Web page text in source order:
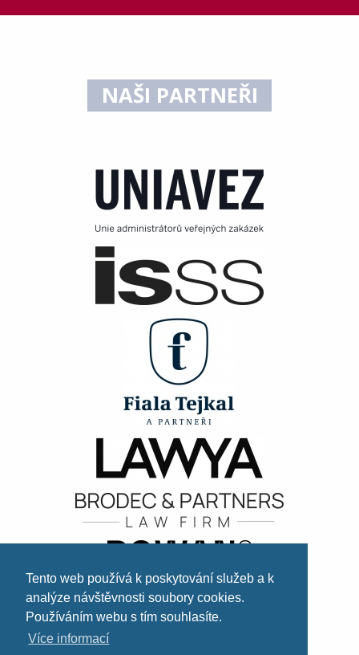
Tento web používá k poskytování služeb a k
analýze návštěvnosti soubory cookies.
Používáním webu s tím souhlasíte.
Více informací
NAŠI PARTNEŘI